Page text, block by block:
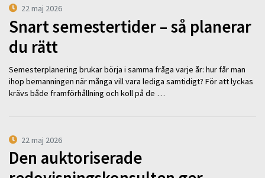
22 maj 2026
Snart semestertider – så planerar
du rätt
Semesterplanering brukar börja i samma fråga varje år: hur får man
ihop bemanningen när många vill vara lediga samtidigt? För att lyckas
krävs både framförhållning och koll på de …
22 maj 2026
Den auktoriserade